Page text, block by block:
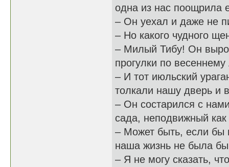
одна из нас поощрила
– Он уехал и даже не
– Но какого чудного
– Милый Тибу! Он
прогулки по
– И тот июльский
толкали нашу дверь и
– Он состарился с
сада, неподвижный
– Может быть, если бы
наша жизнь не была
– Я не могу сказать,